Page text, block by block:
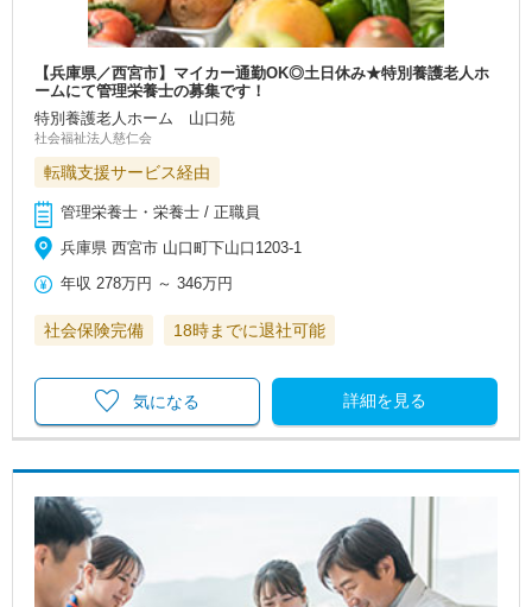
【兵庫県／西宮市】マイカー通勤OK◎土日休み★特別養護老人ホ
ームにて管理栄養士の募集です！
特別養護老人ホーム 山口苑
社会福祉法人慈仁会
転職支援サービス経由
管理栄養士・栄養士 / 正職員
兵庫県 西宮市 山口町下山口1203-1
年収 278万円 ～346万円
社会保険完備 18時までに退社可能
詳細を見る
気になる